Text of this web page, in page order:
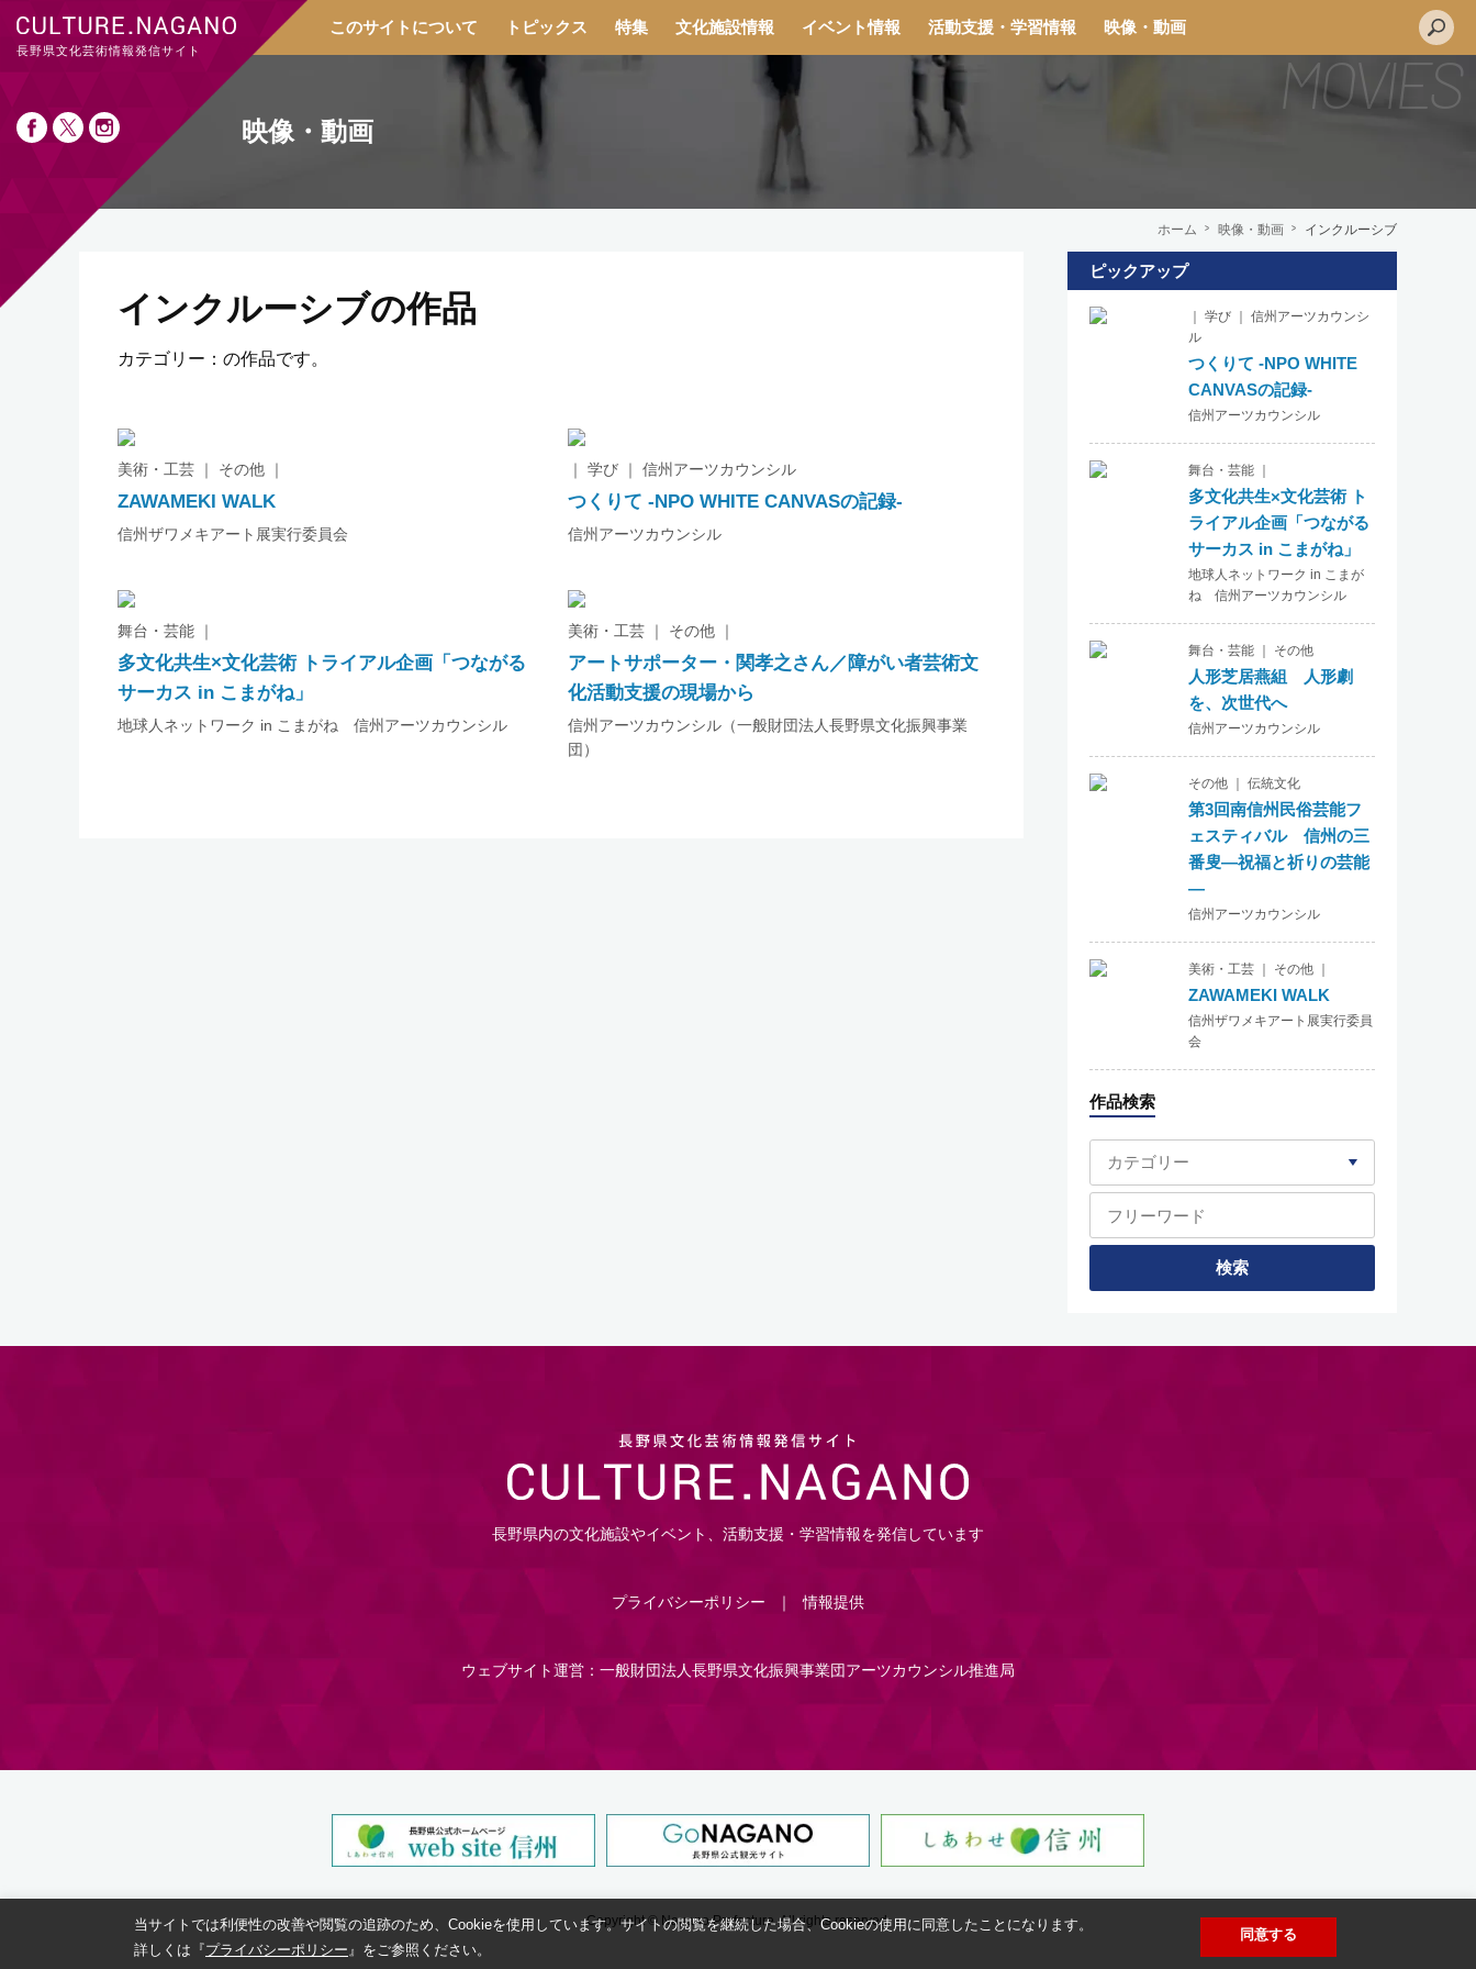
長野県文化芸術情報発信サイト
このサイトについて トピックス 特集 文化施設情報 イベント情報 活動支援・学習情報 映像・動画
映像・動画
ホーム 映像・動画 インクルーシブ
インクルーシブの作品
カテゴリー：の作品です。
美術・工芸 ｜ その他 ｜
ZAWAMEKI WALK
信州ザワメキアート展実行委員会
｜ 学び ｜ 信州アーツカウンシル
つくりて -NPO WHITE CANVASの記録-
信州アーツカウンシル
舞台・芸能 ｜
多文化共生×文化芸術 トライアル企画「つながる
サーカス in こまがね」
地球人ネットワーク in こまがね 信州アーツカウンシル
美術・工芸 ｜ その他 ｜
アートサポーター・関孝之さん／障がい者芸術文
化活動支援の現場から
信州アーツカウンシル（一般財団法人長野県文化振興事業
団）
ピックアップ
｜ 学び ｜ 信州アーツカウンシ
ル
つくりて -NPO WHITE
CANVASの記録-
信州アーツカウンシル
舞台・芸能 ｜
多文化共生×文化芸術 ト
ライアル企画「つながる
サーカス in こまがね」
地球人ネットワーク in こまが
ね 信州アーツカウンシル
舞台・芸能 ｜ その他
人形芝居燕組 人形劇
を、次世代へ
信州アーツカウンシル
その他 ｜ 伝統文化
第3回南信州民俗芸能フ
ェスティバル 信州の三
番叟―祝福と祈りの芸能
―
信州アーツカウンシル
美術・工芸 ｜ その他 ｜
ZAWAMEKI WALK
信州ザワメキアート展実行委員
会
作品検索
長野県内の文化施設やイベント、活動支援・学習情報を発信しています
プライバシーポリシー 情報提供
ウェブサイト運営：一般財団法人長野県文化振興事業団アーツカウンシル推進局
Copyright © Nagano Prefecture.All rights reserved.
当サイトでは利便性の改善や閲覧の追跡のため、Cookieを使用しています。サイトの閲覧を継続した場合、Cookieの使用に同意したことになります。
詳しくは『プライバシーポリシー』をご参照ください。
同意する